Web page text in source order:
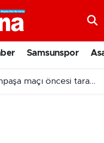
Samsunspor
maçı öncesi taraftara jest
ve Fikstür